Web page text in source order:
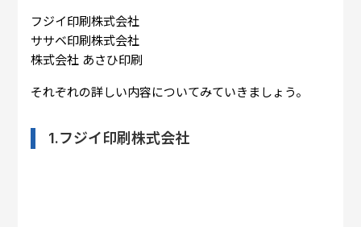
フジイ印刷株式会社
ササベ印刷株式会社
株式会社 あさひ印刷
それぞれの詳しい内容についてみていきましょう。
1.フジイ印刷株式会社